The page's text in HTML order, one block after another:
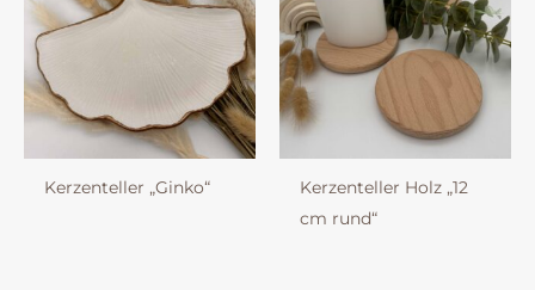
Kerzenteller „Ginko“
Kerzenteller Holz „12
cm rund“